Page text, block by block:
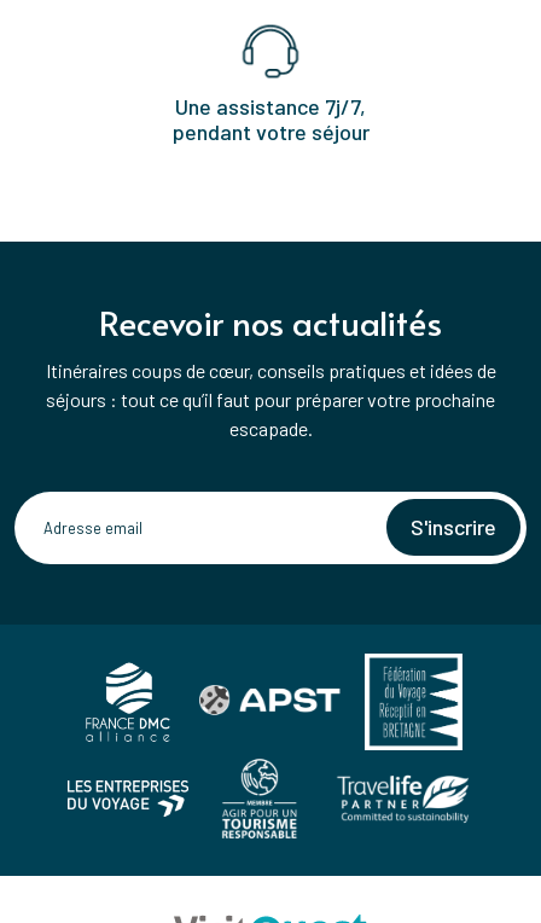
Une assistance 7j/7,
pendant votre séjour
Recevoir nos actualités
Itinéraires coups de cœur, conseils pratiques et idées de
séjours : tout ce qu’il faut pour préparer votre prochaine
escapade.
S'inscrire